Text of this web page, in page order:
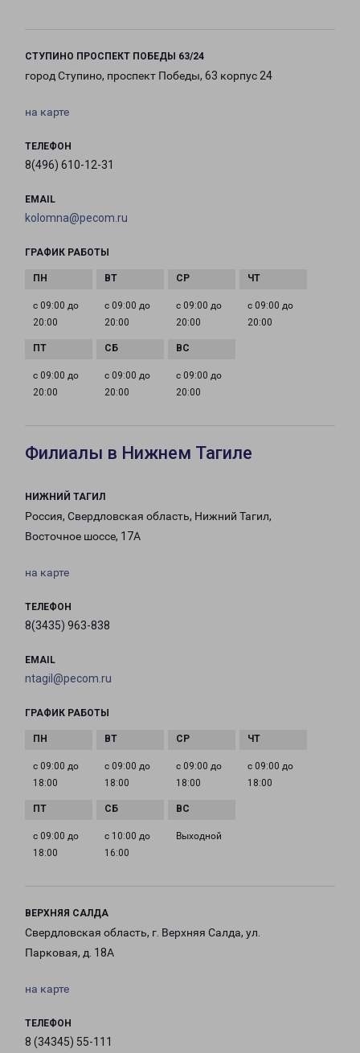
СТУПИНО ПРОСПЕКТ ПОБЕДЫ 63/24
город Ступино, проспект Победы, 63 корпус 24
на карте
ТЕЛЕФОН
8(496) 610-12-31
EMAIL
kolomna@pecom.ru
ГРАФИК РАБОТЫ
с 09:00 до
20:00
с 09:00 до
20:00
с 09:00 до
20:00
с 09:00 до
20:00
с 09:00 до
20:00
с 09:00 до
20:00
с 09:00 до
20:00
Филиалы в Нижнем Тагиле
НИЖНИЙ ТАГИЛ
Россия, Свердловская область, Нижний Тагил,
Восточное шоссе, 17А
на карте
ТЕЛЕФОН
8(3435) 963-838
EMAIL
ntagil@pecom.ru
ГРАФИК РАБОТЫ
с 09:00 до
18:00
с 09:00 до
18:00
с 09:00 до
18:00
с 09:00 до
18:00
с 09:00 до
18:00
с 10:00 до
16:00
Выходной
ВЕРХНЯЯ САЛДА
Свердловская область, г. Верхняя Салда, ул.
Парковая, д. 18А
на карте
ТЕЛЕФОН
8 (34345) 55-111